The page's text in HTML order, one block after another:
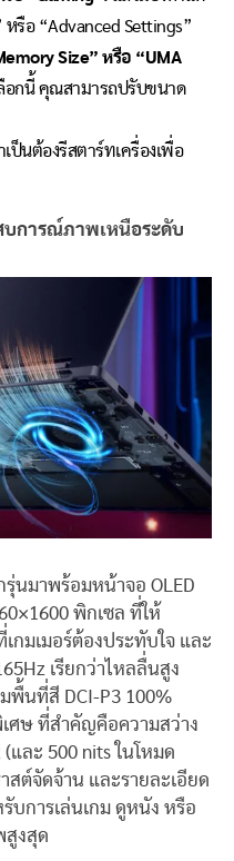
รือ “Advanced Settings”
Size” หรือ “UMA
อกนี้ คุณสามารถปรับขนาด
เป็นต้องรีสตาร์ทเครื่องเพื่อ
บการณ์ภาพเหนือระดับ
รุ่นมาพร้อมหน้าจอ OLED
พิกเซล ที่ให้
กมเมอร์ต้องประทับใจ และ
เรียกว่าไหลลื่นสูง
พื้นที่สี DCI-P3 100%
ศษ ที่สำคัญคือความสว่าง
และ 500 nits ในโหมด
สต์จัดจ้าน และรายละเอียด
บการเล่นเกม ดูหนัง หรือ
สูงสุด